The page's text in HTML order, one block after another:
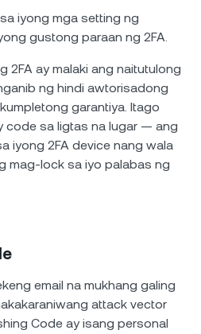
iyong mga setting ng
gustong paraan ng 2FA.
2FA ay malaki ang naitutulong
ng hindi awtorisadong
garantiya. Itago
code sa ligtas na lugar — ang
iyong 2FA device nang wala
mag-lock sa iyo palabas ng
email na mukhang galing
attack vector
Code ay isang personal